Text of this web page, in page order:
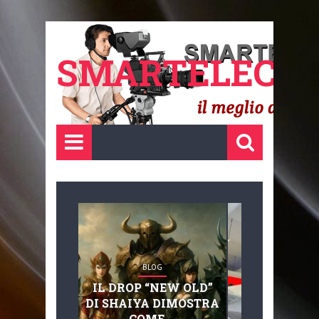
BLOG
IL DROP “NEW OLD”
DI SHAIYA DIMOSTRA